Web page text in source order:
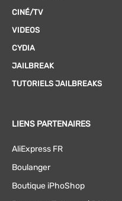
CINÉ/TV
VIDEOS
CYDIA
JAILBREAK
TUTORIELS JAILBREAKS
LIENS PARTENAIRES
AliExpress FR
Boulanger
Boutique iPhoShop